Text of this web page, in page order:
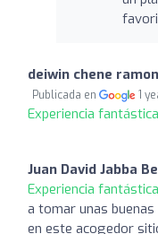
deiwin chene
Publicada en 1
Experiencia
Juan David Jabba
Experiencia
a tomar unas
en este acogedor